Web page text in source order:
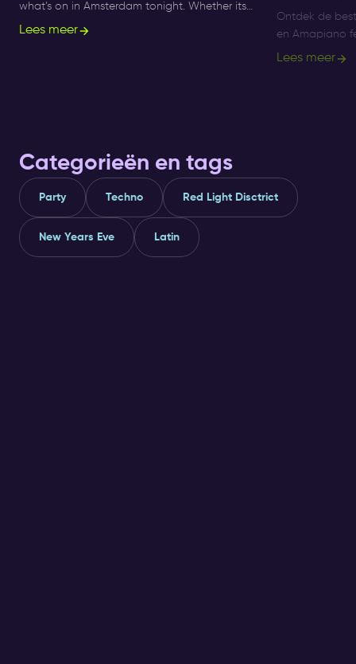
what’s on in Amsterdam tonight. Whether its
Sunday, Monday or Saturday- there is always
Lees meer
Ontdek de
en Amapiano
Supperclub,
Lees meer
Categorieën en tags
Party Techno Red Light Disctrict
New Years Eve Latin